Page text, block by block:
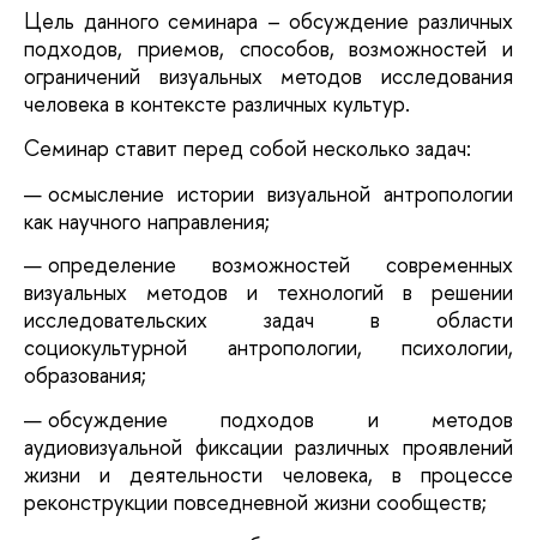
Цель данного семинара – обсуждение различных
подходов, приемов, способов, возможностей и
ограничений визуальных методов исследования
человека в контексте различных культур.
Семинар ставит перед собой несколько задач:
осмысление истории визуальной антропологии
как научного направления;
определение возможностей современных
визуальных методов и технологий в решении
исследовательских задач в области
социокультурной антропологии, психологии,
образования;
обсуждение подходов и методов
аудиовизуальной фиксации различных проявлений
жизни и деятельности человека, в процессе
реконструкции повседневной жизни сообществ;